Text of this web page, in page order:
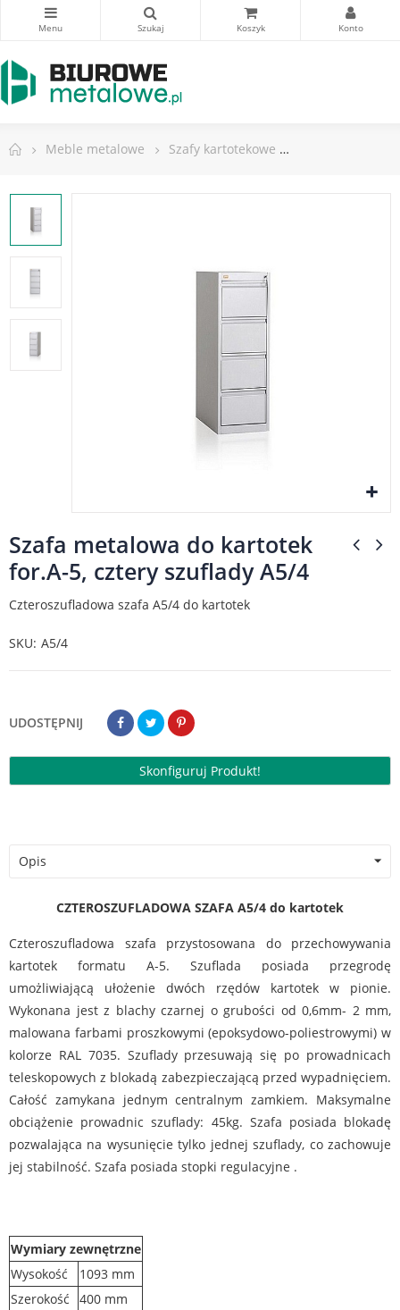
Meble metalowe Szafy kartotekowe
Szafa metalowa do kartotek
for.A-5, cztery szuflady A5/4
Czteroszufladowa szafa A5/4 do kartotek
SKU A5/4
UDOSTĘPNIJ
Skonfiguruj Produkt!
Opis
CZTEROSZUFLADOWA SZAFA A5/4 do kartotek
Czteroszufladowa szafa przystosowana do przechowywania
kartotek formatu A-5. Szuflada posiada przegrodę
umożliwiającą ułożenie dwóch rzędów kartotek w pionie.
Wykonana jest z blachy czarnej o grubości od 0,6mm- 2 mm,
malowana farbami proszkowymi (epoksydowo-poliestrowymi) w
kolorze RAL 7035. Szuflady przesuwają się po prowadnicach
teleskopowych z blokadą zabezpieczającą przed wypadnięciem.
Całość zamykana jednym centralnym zamkiem. Maksymalne
obciążenie prowadnic szuflady: 45kg. Szafa posiada blokadę
pozwalająca na wysunięcie tylko jednej szuflady, co zachowuje
jej stabilność. Szafa posiada stopki regulacyjne .
Wymiary zewnętrzne
Wysokość
1093 mm
Szerokość
400 mm